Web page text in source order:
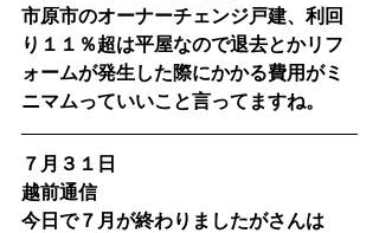
市原市のオーナーチェンジ戸建、利回
り１１％超は平屋なので退去とかリフ
ォームが発生した際にかかる費用がミ
ニマムっていいこと言ってますね。
７月３１日
越前通信
今日で７月が終わりましたがさんは